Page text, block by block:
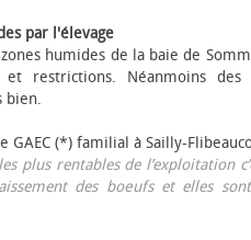
par l'élevage
humides de la baie de
restrictions. Néanmoins des
bien.
GAEC (*) familial à Sailly-
plus rentables de l’exploitation
des bœufs et elles